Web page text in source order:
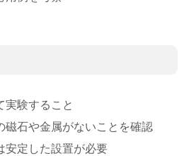
実験すること
磁石や金属がないことを確認
安定した設置が必要